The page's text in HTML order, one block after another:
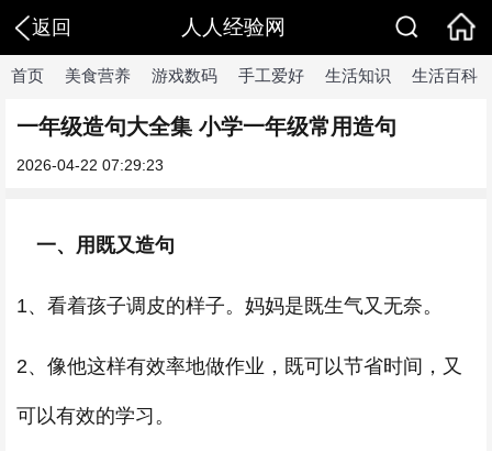
返回 人人经验网
首页 美食营养 游戏数码 手工爱好 生活知识 生活百科
一年级造句大全集 小学一年级常用造句
2026-04-22 07:29:23
一、用既又造句
1、看着孩子调皮的样子。妈妈是既生气又无奈。
2、像他这样有效率地做作业，既可以节省时间，又
可以有效的学习。